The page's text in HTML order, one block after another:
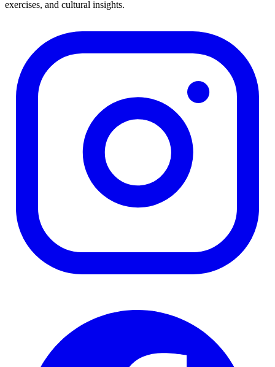
exercises, and cultural insights.